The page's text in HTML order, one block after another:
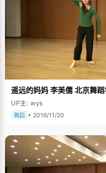
遥远的妈妈 李美儒 北京舞
UP主: wys
舞蹈 • 2016/11/20